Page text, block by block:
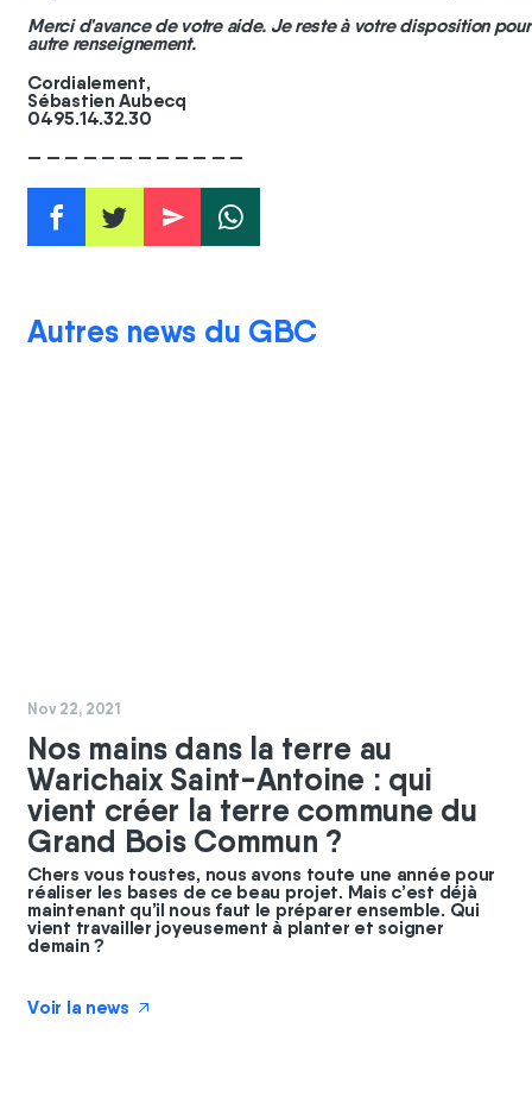
Merci d'avance de votre aide. Je reste à votre disposition
autre renseignement.
Cordialement,
Sébastien Aubecq
0495.14.32.30
— — — — — — — — — — — —
f t e w
Autres news du GBC
#chantier #
Nov 22, 2021
Nos mains dans la terre au
Warichaix Saint-Antoine : qui
vient créer la terre commune du
Grand Bois Commun ?
Chers vous toustes, nous avons toute une année pour
réaliser les bases de ce beau projet. Mais c’est déjà
maintenant qu’il nous faut le préparer ensemble. Qui
vient travailler joyeusement à planter et soigner
demain ?
Voir la news ↗